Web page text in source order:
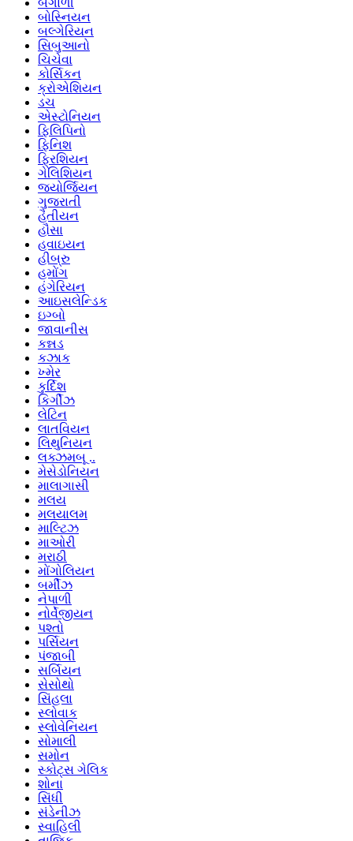
બંગાળી
બોસ્નિયન
બલ્ગેરિયન
સિબુઆનો
ચિચેવા
કોર્સિકન
ક્રોએશિયન
ડચ
એસ્ટોનિયન
ફિલિપિનો
ફિનિશ
ફ્રિશિયન
ગેલિશિયન
જ્યોર્જિયન
ગુજરાતી
હૈતીયન
હૌસા
હવાઇયન
હીબ્રુ
હમોંગ
હંગેરિયન
આઇસલેન્ડિક
ઇગ્બો
જાવાનીસ
કન્નડ
કઝાક
ખ્મેર
કુર્દિશ
કિર્ગીઝ
લેટિન
લાતવિયન
લિથુનિયન
લક્ઝમબૂ ..
મેસેડોનિયન
માલાગાસી
મલય
મલયાલમ
માલ્ટિઝ
માઓરી
મરાઠી
મોંગોલિયન
બર્મીઝ
નેપાળી
નોર્વેજીયન
પશ્તો
પર્સિયન
પંજાબી
સર્બિયન
સેસોથો
સિંહલા
સ્લોવાક
સ્લોવેનિયન
સોમાલી
સમોન
સ્કોટ્સ ગેલિક
શોના
સિંધી
સંડેનીઝ
સ્વાહિલી